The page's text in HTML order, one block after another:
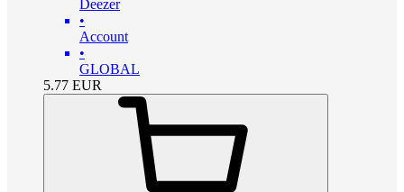
Deezer
•
Account
•
GLOBAL
5.77 EUR